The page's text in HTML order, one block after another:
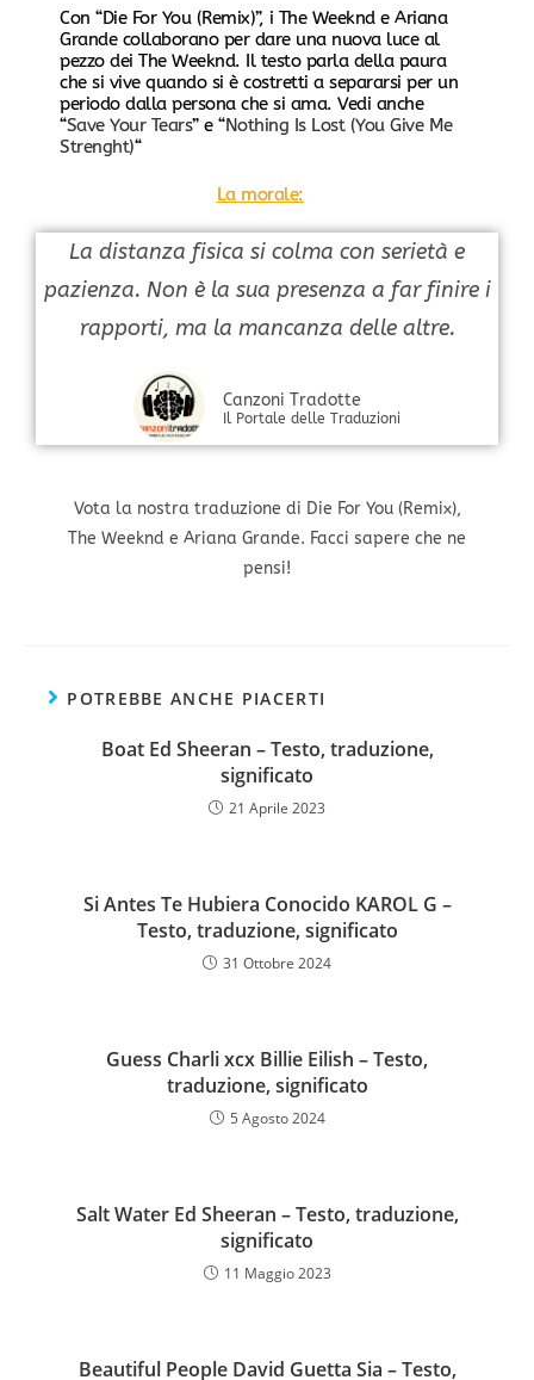
Con “Die For You (Remix)”, i The Weeknd e Ariana
Grande collaborano per dare una nuova luce al
pezzo dei The Weeknd. Il testo parla della paura
che si vive quando si è costretti a separarsi per un
periodo dalla persona che si ama. Vedi anche
“Save Your Tears” e “Nothing Is Lost (You Give Me
Strenght)“
La morale:
La distanza fisica si colma con serietà e
pazienza. Non è la sua presenza a far finire i
rapporti, ma la mancanza delle altre.
Canzoni Tradotte
Il Portale delle Traduzioni
Vota la nostra traduzione di Die For You (Remix),
The Weeknd e Ariana Grande. Facci sapere che ne
pensi!
POTREBBE ANCHE PIACERTI
Boat Ed Sheeran – Testo, traduzione,
significato
21 Aprile 2023
Si Antes Te Hubiera Conocido KAROL G –
Testo, traduzione, significato
31 Ottobre 2024
Guess Charli xcx Billie Eilish – Testo,
traduzione, significato
5 Agosto 2024
Salt Water Ed Sheeran – Testo, traduzione,
significato
11 Maggio 2023
Beautiful People David Guetta Sia – Testo,